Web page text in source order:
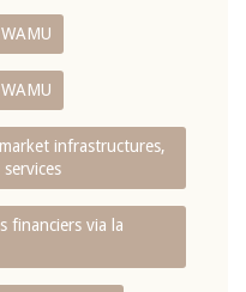
infrastructures,
financiers via la